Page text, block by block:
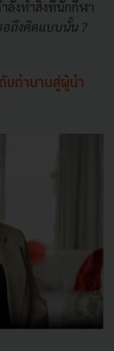
ลังทำสิ่งที่นักกีฬา
อถึงคิดแบบนั้น ?
บตำนานสู่ผู้นำ